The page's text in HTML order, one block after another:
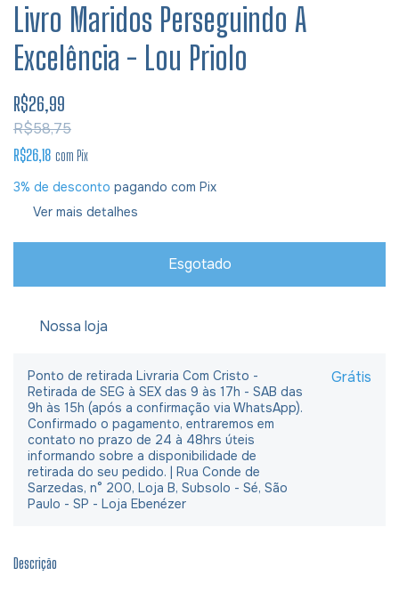
Livro Maridos Perseguindo A
Excelência - Lou Priolo
R$26,99
R$58,75
R$26,18 com Pix
3% de desconto pagando com Pix
Ver mais detalhes
Nossa loja
Ponto de retirada Livraria Com Cristo -
Retirada de SEG à SEX das 9 às 17h - SAB das
9h às 15h (após a confirmação via WhatsApp).
Confirmado o pagamento, entraremos em
contato no prazo de 24 à 48hrs úteis
informando sobre a disponibilidade de
retirada do seu pedido. | Rua Conde de
Sarzedas, n° 200, Loja B, Subsolo - Sé, São
Paulo - SP - Loja Ebenézer
Grátis
Descrição